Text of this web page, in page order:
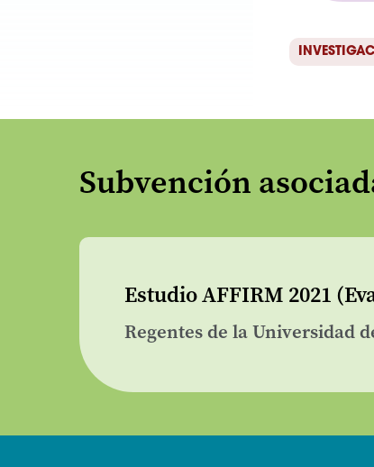
Subvención
Estudio AFFIRM 2021
Regentes de la Universidad